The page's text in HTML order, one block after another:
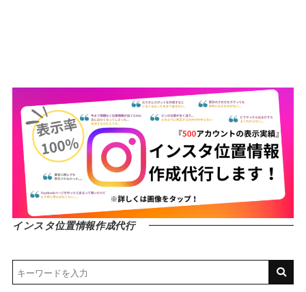
インスタ位置情報作成代行